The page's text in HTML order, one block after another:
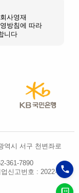
사영재
방침에 따라
니다
역시 서구 천변좌로
361-7890
신고번호 : 2022-